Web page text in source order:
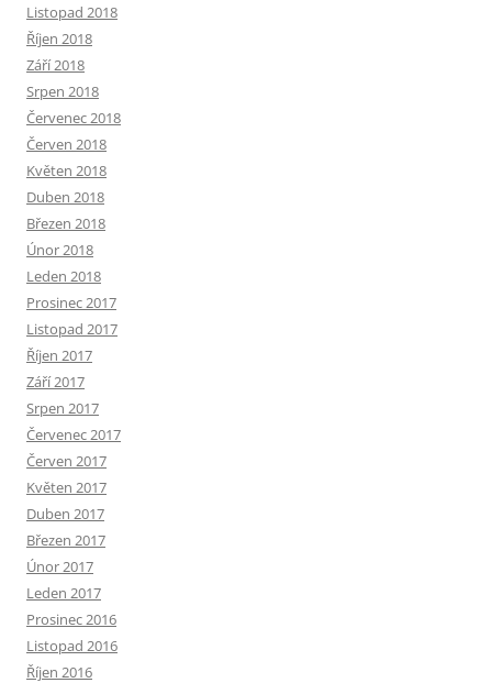
Listopad 2018
Říjen 2018
Září 2018
Srpen 2018
Červenec 2018
Červen 2018
Květen 2018
Duben 2018
Březen 2018
Únor 2018
Leden 2018
Prosinec 2017
Listopad 2017
Říjen 2017
Září 2017
Srpen 2017
Červenec 2017
Červen 2017
Květen 2017
Duben 2017
Březen 2017
Únor 2017
Leden 2017
Prosinec 2016
Listopad 2016
Říjen 2016